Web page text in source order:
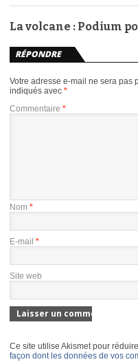
La volcane : Podium
RÉPONDRE
Votre adresse e-mail ne sera pas
indiqués avec *
Commentaire *
Nom *
E-mail *
Site web
Ce site utilise Akismet pour
façon dont les données de vos